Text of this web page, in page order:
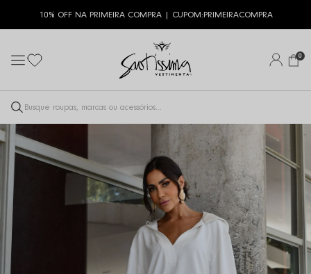
10% OFF NA PRIMEIRA COMPRA | CUPOM:PRIMEIRACOMPRA
0